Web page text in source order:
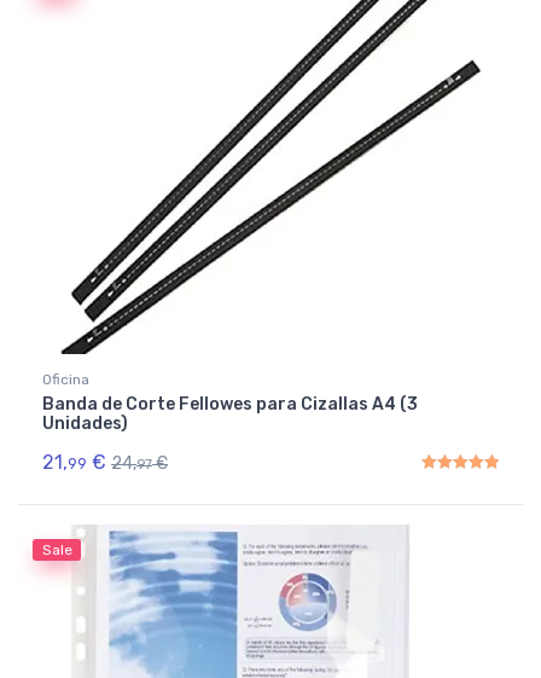
Oficina
Banda de Corte Fellowes para Cizallas A4 (3
Unidades)
21,99 € 24,97 €
Sale